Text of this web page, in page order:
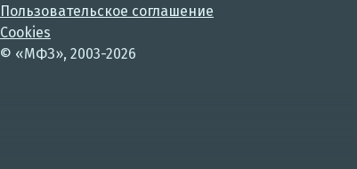
Пользовательское соглашение
Cookies
© «МФЗ», 2003-2026